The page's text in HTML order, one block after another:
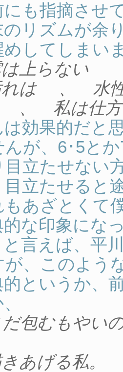
にも指摘させ
のリズムが余
めしてしまい
上らない
れは 、 水
、 私は仕方
効果的だと
んが、6･5と
目立たせない
目立たせると
もあざとくて
な印象にな
言えば、平
が、このよう
的というか、
だ包むもやい
あげる私。